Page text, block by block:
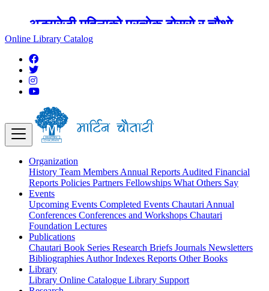
बन्द रहने छ ।
Online Library Catalog
Organization
History Team Members Annual Reports Audited Financial
Reports Policies Partners Fellowships What Others Say
Events
Upcoming Events Completed Events Chautari Annual
Conferences Conferences and Workshops Chautari
Foundation Lectures
Publications
Chautari Book Series Research Briefs Journals Newsletters
Bibliographies Author Indexes Reports Other Books
Library
Library Online Catalogue Library Support